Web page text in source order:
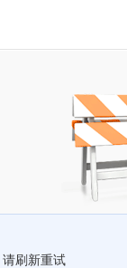
刷新重试